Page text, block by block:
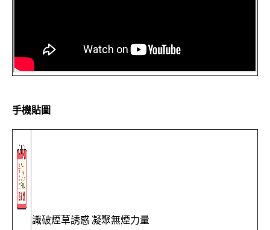
手機貼圖
識破煙草誘惑 凝聚無煙力量